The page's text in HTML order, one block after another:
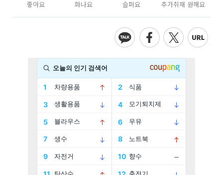
좋아요 화나요 슬퍼요 추가취재 원해요